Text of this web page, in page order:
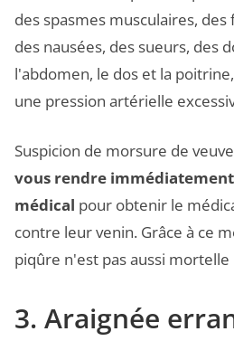
des spasmes musculaires, des
des nausées, des sueurs, des
l'abdomen, le dos et la
une pression artérielle
Suspicion de morsure de
vous rendre
médical pour obtenir le
contre leur venin. Grâce à ce
piqûre n'est pas aussi
3. Araignée